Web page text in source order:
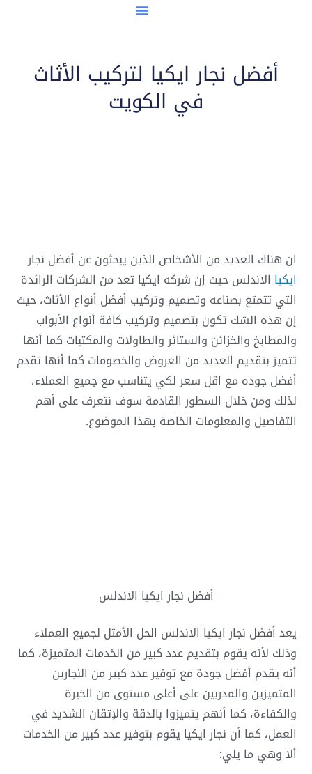
أفضل نجار ايكيا لتركيب الأثاث
في الكويت
ان هناك العديد من الأشخاص الذين يبحثون عن أفضل نجار
ايكيا الاندلس حيث إن شركه ايكيا تعد من الشركات الرائدة
التي تتمتع بصناعه وتصميم وتركيب أفضل أنواع الأثاث، حيث
إن هذه الشك تكون بتصميم وتركيب كافة أنواع الأبواب
والمطابخ والخزائن والستائر والطاولات والمكتبات كما أنها
تتميز بتقديم العديد من العروض والخصومات كما أنها تقدم
أفضل جوده مع اقل سعر لكي يتناسب مع جميع العملاء،
لذلك ومن خلال السطور القادمة سوف نتعرف على أهم
التفاصيل والمعلومات الخاصة بهذا الموضوع.
أفضل نجار ايكيا الاندلس
يعد أفضل نجار ايكيا الاندلس الحل الأمثل لجميع العملاء
وذلك لأنه يقوم بتقديم عدد كبير من الخدمات المتميزة، كما
أنه يقدم أفضل جودة مع توفير عدد كبير من النجارين
المتميزين والمدربين على أعلى مستوى من الخبرة
والكفاءة، كما أنهم يتميزوا بالدقة والإتقان الشديد في
العمل، كما أن نجار ايكيا يقوم بتوفير عدد كبير من الخدمات
ألا وهي ما يلي: